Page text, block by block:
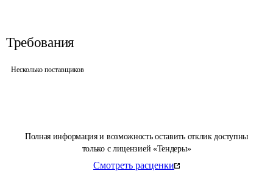
Полная информация и возможность оставить отклик доступны
только с лицензией «Тендеры»
Смотреть расценки
Требования
Несколько поставщиков